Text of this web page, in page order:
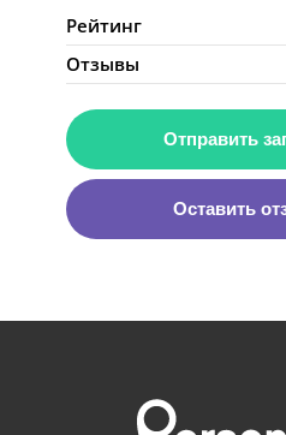
Рейтинг
Отзывы
Отправить
Оставить